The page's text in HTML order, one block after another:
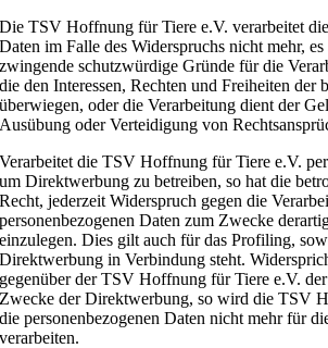
Die TSV Hoffnung für Tiere e.V. verarbeitet
Daten im Falle des Widerspruchs nicht mehr,
zwingende schutzwürdige Gründe für die
die den Interessen, Rechten und Freiheiten der
überwiegen, oder die Verarbeitung dient der
Ausübung oder Verteidigung von
Verarbeitet die TSV Hoffnung für Tiere e.V.
um Direktwerbung zu betreiben, so hat die
Recht, jederzeit Widerspruch gegen die
personenbezogenen Daten zum Zwecke
einzulegen. Dies gilt auch für das Profiling,
Direktwerbung in Verbindung steht.
gegenüber der TSV Hoffnung für Tiere e.V.
Zwecke der Direktwerbung, so wird die TSV
die personenbezogenen Daten nicht mehr für
verarbeiten.